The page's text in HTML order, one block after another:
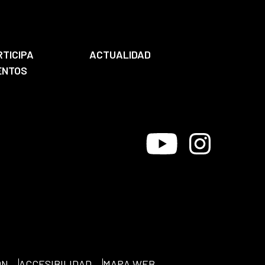
ACTUALIDAD
Youtube Instagram